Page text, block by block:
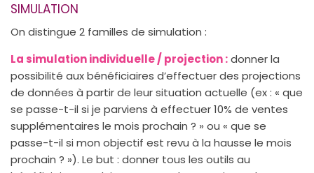
SIMULATION
On distingue 2 familles de simulation :
La simulation individuelle / projection :donner la
possibilité aux bénéficiaires d’effectuer des projections
de données à partir de leur situation actuelle (ex : « que
se passe-t-il si je parviens à effectuer 10% de ventes
supplémentaires le mois prochain ? » ou « que se
passe-t-il si mon objectif est revu à la hausse le mois
prochain ? »). Le but : donner tous les outils au